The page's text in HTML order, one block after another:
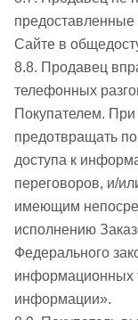
Сайте в
8.8. Продавец
телефонных
Покупателем.
предотвращать
доступа к
переговоров, и/
имеющим
исполнению
Федерального
информационных
информации».